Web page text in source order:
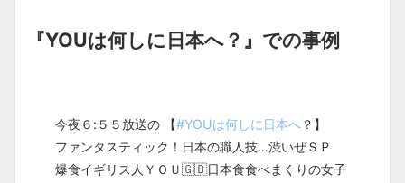
『YOUは何しに日本へ？』での事例
今夜６:５５放送の 【#YOUは何しに日本へ ？】
ファンタスティック！日本の職人技…渋いぜＳＰ
爆食イギリス人ＹＯＵ🇬🇧日本食食べまくりの女子